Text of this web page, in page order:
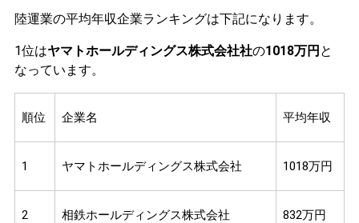
陸運業の平均年収企業ランキングは下記になります。
1位はヤマトホールディングス株式会社社の1018万円 と
なっています。
順位 企業名 平均年収
1 ヤマトホールディングス株式会社 1018万円
2 相鉄ホールディングス株式会社 832万円